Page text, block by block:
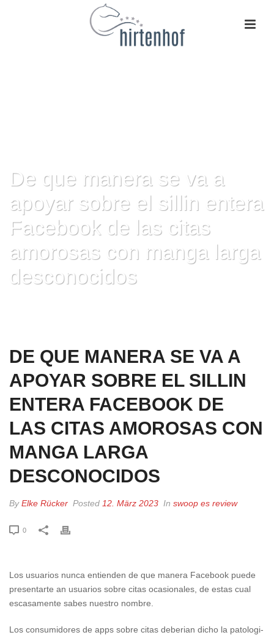
De que manera se va a
apoyar sobre el silli­n entera
Facebook de las citas
amorosas con manga larga
desconocidos
DE QUE MANERA SE VA A
APOYAR SOBRE EL SILLI­N
ENTERA FACEBOOK DE
LAS CITAS AMOROSAS CON
MANGA LARGA
DESCONOCIDOS
ByElke Rücker Posted 12. März 2023 In swoop es review
0
Los usuarios nunca entienden de que manera Facebook puede
presentarte an usuarios sobre citas ocasionales, de estas cual
escasamente sabes nuestro nombre.
Los consumidores de apps sobre citas deberian dicho la patologi­